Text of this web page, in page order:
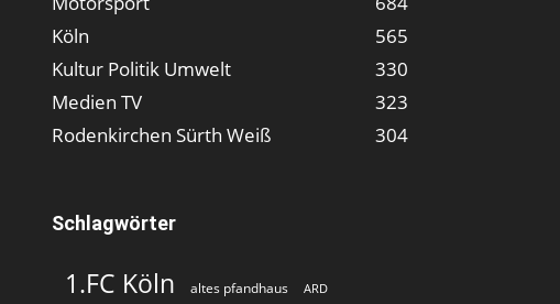
Köln
565
Kultur Politik Umwelt
330
Medien TV
323
Rodenkirchen Sürth Weiß
304
Schlagwörter
1.FC Köln altes pfandhaus ARD